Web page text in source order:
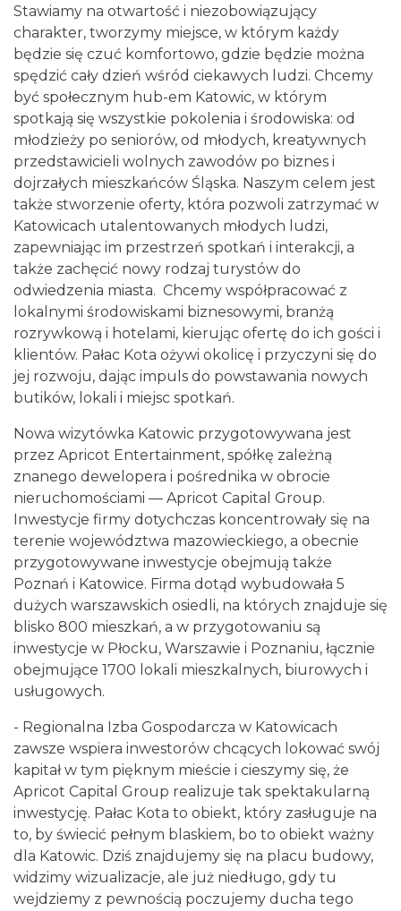
Stawiamy na otwartość i niezobowiązujący
charakter, tworzymy miejsce, w którym każdy
będzie się czuć komfortowo, gdzie będzie można
spędzić cały dzień wśród ciekawych ludzi. Chcemy
być społecznym hub-em Katowic, w którym
spotkają się wszystkie pokolenia i środowiska: od
młodzieży po seniorów, od młodych, kreatywnych
przedstawicieli wolnych zawodów po biznes i
dojrzałych mieszkańców Śląska. Naszym celem jest
także stworzenie oferty, która pozwoli zatrzymać w
Katowicach utalentowanych młodych ludzi,
zapewniając im przestrzeń spotkań i interakcji, a
także zachęcić nowy rodzaj turystów do
odwiedzenia miasta. Chcemy współpracować z
lokalnymi środowiskami biznesowymi, branżą
rozrywkową i hotelami, kierując ofertę do ich gości i
klientów. Pałac Kota ożywi okolicę i przyczyni się do
jej rozwoju, dając impuls do powstawania nowych
butików, lokali i miejsc spotkań.
Nowa wizytówka Katowic przygotowywana jest
przez Apricot Entertainment, spółkę zależną
znanego dewelopera i pośrednika w obrocie
nieruchomościami — Apricot Capital Group.
Inwestycje firmy dotychczas koncentrowały się na
terenie województwa mazowieckiego, a obecnie
przygotowywane inwestycje obejmują także
Poznań i Katowice. Firma dotąd wybudowała 5
dużych warszawskich osiedli, na których znajduje się
blisko 800 mieszkań, a w przygotowaniu są
inwestycje w Płocku, Warszawie i Poznaniu, łącznie
obejmujące 1700 lokali mieszkalnych, biurowych i
usługowych.
- Regionalna Izba Gospodarcza w Katowicach
zawsze wspiera inwestorów chcących lokować swój
kapitał w tym pięknym mieście i cieszymy się, że
Apricot Capital Group realizuje tak spektakularną
inwestycję. Pałac Kota to obiekt, który zasługuje na
to, by świecić pełnym blaskiem, bo to obiekt ważny
dla Katowic. Dziś znajdujemy się na placu budowy,
widzimy wizualizacje, ale już niedługo, gdy tu
wejdziemy z pewnością poczujemy ducha tego